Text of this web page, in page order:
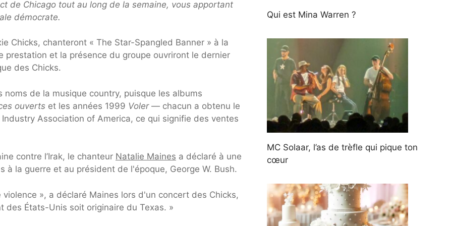
de Chicago tout au long de la semaine, vous apportant
démocrate.
Chicks, chanteront « The Star-Spangled Banner » à la
et la présence du groupe ouvriront le dernier
des Chicks.
de la musique country, puisque les albums
ouverts et les années 1999 Voler— chacun a obtenu le
Association of America, ce qui signifie des ventes
contre l’Irak, le chanteur Natalie Maines a déclaré à une
la guerre et au président de l'époque, George W. Bush.
», a déclaré Maines lors d'un concert des Chicks,
des États-Unis soit originaire du Texas. »
Qui est Mina Warren ?
MC Solaar, l’as de trèfle qui pique ton
cœur